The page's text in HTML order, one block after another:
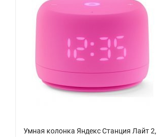
Это просто. Добавьте к колонке умную
Управляйте телевизором с
Создайте тандем из Станции Мини и
плеером — и всё это через колонку.
Умная колонка Яндекс Станция Лайт 2,